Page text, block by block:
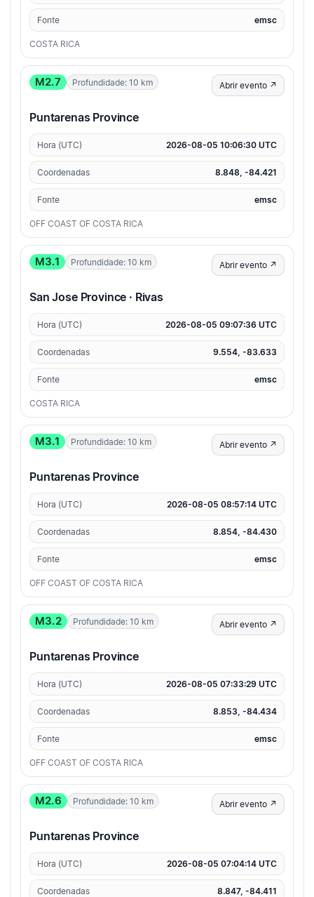
Fonte emsc
COSTA RICA
M2.7 Profundidade: 10 km Abrir evento ↗
Puntarenas Province
Hora (UTC) 2026-08-05 10:06:30 UTC
Coordenadas 8.848, -84.421
Fonte emsc
OFF COAST OF COSTA RICA
M3.1 Profundidade: 10 km Abrir evento ↗
San Jose Province · Rivas
Hora (UTC) 2026-08-05 09:07:36 UTC
Coordenadas 9.554, -83.633
Fonte emsc
COSTA RICA
M3.1 Profundidade: 10 km Abrir evento ↗
Puntarenas Province
Hora (UTC) 2026-08-05 08:57:14 UTC
Coordenadas 8.854, -84.430
Fonte emsc
OFF COAST OF COSTA RICA
M3.2 Profundidade: 10 km Abrir evento ↗
Puntarenas Province
Hora (UTC) 2026-08-05 07:33:29 UTC
Coordenadas 8.853, -84.434
Fonte emsc
OFF COAST OF COSTA RICA
M2.6 Profundidade: 10 km Abrir evento ↗
Puntarenas Province
Hora (UTC) 2026-08-05 07:04:14 UTC
Coordenadas 8.847, -84.411